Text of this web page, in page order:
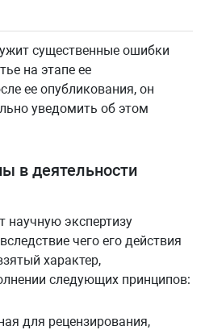
существенные ошибки
на этапе ее
ее опубликования, он
уведомить об этом
в деятельности
научную экспертизу
чего его действия
характер,
следующих принципов:
для рецензирования,